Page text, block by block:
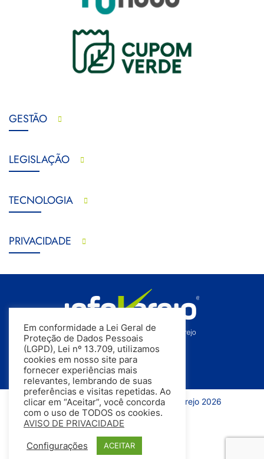
GESTÃO
LEGISLAÇÃO
TECNOLOGIA
PRIVACIDADE
Todos os direitos reservados | InfoVarejo 2026
Em conformidade a Lei Geral de
Proteção de Dados Pessoais
(LGPD), Lei nº 13.709, utilizamos
cookies em nosso site para
fornecer experiências mais
relevantes, lembrando de suas
preferências e visitas repetidas. Ao
clicar em “Aceitar”, você concorda
com o uso de TODOS os cookies.
AVISO DE PRIVACIDADE
Configurações ACEITAR